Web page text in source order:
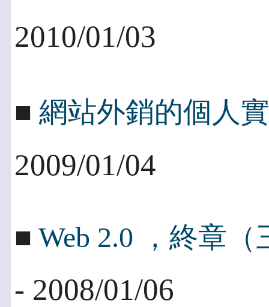
2010/01/03
■ 網站外銷的個人
2009/01/04
■ Web 2.0 ，終章
- 2008/01/06